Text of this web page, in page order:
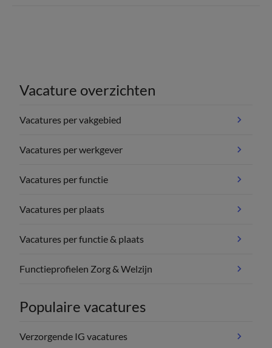
Vacature overzichten
Vacatures per vakgebied
Vacatures per werkgever
Vacatures per functie
Vacatures per plaats
Vacatures per functie & plaats
Functieprofielen Zorg & Welzijn
Populaire vacatures
Verzorgende IG vacatures